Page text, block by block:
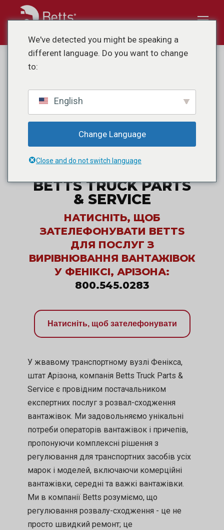
ПОСЛУГИ З
ФЕНІКСІ, ШТАТ
АРІЗОНА,
ВАШ ПАРТНЕР ДЛЯ
ЗАБЕЗПЕЧЕННЯ
ТОЧНОСТІ ТА
BETTS TRUCK PARTS
& SERVICE
НАТИСНІТЬ, ЩОБ
ЗАТЕЛЕФОНУВАТИ BETTS
ДЛЯ ПОСЛУГ З
ВИРІВНЮВАННЯ ВАНТАЖІВОК
У ФЕНІКСІ, АРІЗОНА:
800.545.0283
Натисніть, щоб зателефонувати
У жвавому транспортному вузлі Фенікса,
штат Арізона, компанія Betts Truck Parts &
Service є провідним постачальником
експертних послуг з розвал-сходження
вантажівок. Ми задовольняємо унікальні
потреби операторів вантажівок і причепів,
пропонуючи комплексні рішення з
регулювання для транспортних засобів усіх
марок і моделей, включаючи комерційні
вантажівки, середні та важкі вантажівки.
Ми в компанії Betts розуміємо, що
регулювання розвалу-сходження - це не
просто швидкий ремонт; це
We've detected you might be speaking a
different language. Do you want to change
to:
English
Change Language
Close and do not switch language